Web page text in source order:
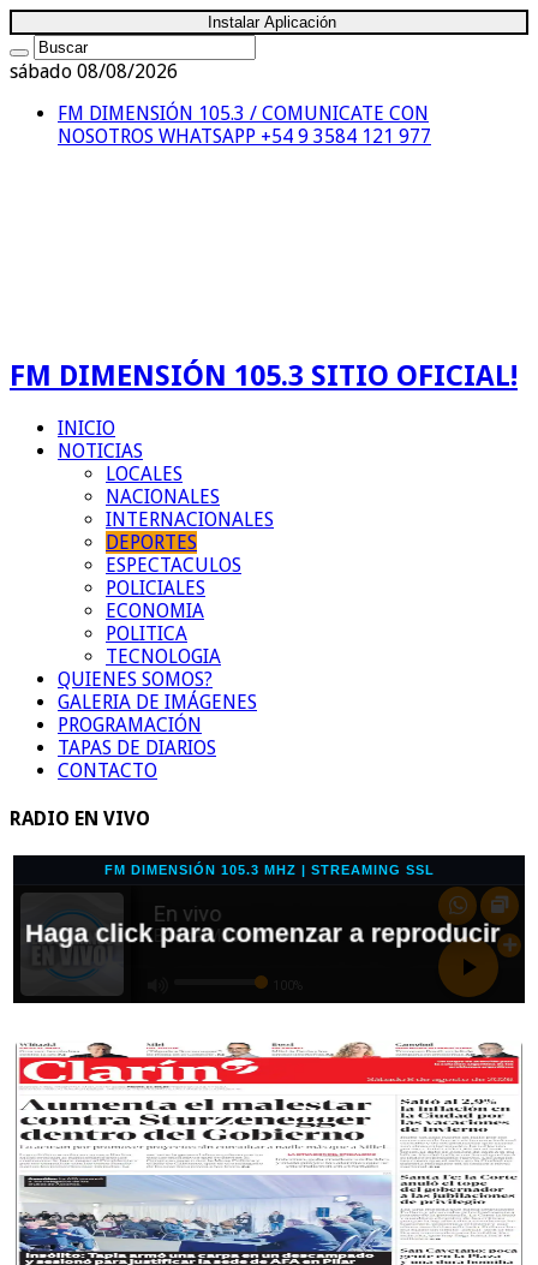
Instalar Aplicación
sábado 08/08/2026
FM DIMENSIÓN 105.3 / COMUNICATE CON
NOSOTROS WHATSAPP +54 9 3584 121 977
FM DIMENSIÓN 105.3 SITIO OFICIAL!
INICIO
NOTICIAS
LOCALES
NACIONALES
INTERNACIONALES
DEPORTES
ESPECTACULOS
POLICIALES
ECONOMIA
POLITICA
TECNOLOGIA
QUIENES SOMOS?
GALERIA DE IMÁGENES
PROGRAMACIÓN
TAPAS DE DIARIOS
CONTACTO
RADIO EN VIVO